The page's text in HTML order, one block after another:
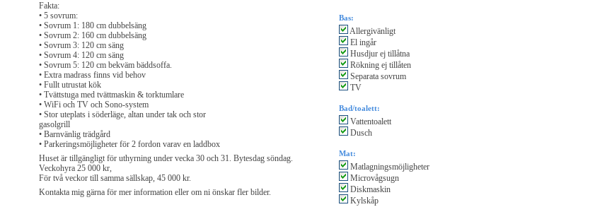
Fakta:
• 5 sovrum:
• Sovrum 1: 180 cm dubbelsäng
• Sovrum 2: 160 cm dubbelsäng
• Sovrum 3: 120 cm säng
• Sovrum 4: 120 cm säng
• Sovrum 5: 120 cm bekväm bäddsoffa.
• Extra madrass finns vid behov
• Fullt utrustat kök
• Tvättstuga med tvättmaskin & torktumlare
• WiFi och TV och Sono-system
• Stor uteplats i söderläge, altan under tak och stor
gasolgrill
• Barnvänlig trädgård
• Parkeringsmöjligheter för 2 fordon varav en laddbox
Huset är tillgängligt för uthyrning under vecka 30 och 31. Bytesdag söndag.
Veckohyra 25 000 kr,
För två veckor till samma sällskap, 45 000 kr.
Kontakta mig gärna för mer information eller om ni önskar fler bilder.
Bas:
Allergivänligt
El ingår
Husdjur ej tillåtna
Rökning ej tillåten
Separata sovrum
TV
Bad/toalett:
Vattentoalett
Dusch
Mat:
Matlagningsmöjligheter
Microvågsugn
Diskmaskin
Kylskåp